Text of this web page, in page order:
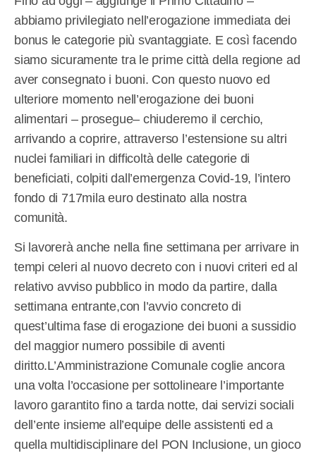
abbiamo privilegiato nell’erogazione immediata dei
bonus le categorie più svantaggiate. E così facendo
siamo sicuramente tra le prime città della regione ad
aver consegnato i buoni. Con questo nuovo ed
ulteriore momento nell’erogazione dei buoni
alimentari – prosegue– chiuderemo il cerchio,
arrivando a coprire, attraverso l’estensione su altri
nuclei familiari in difficoltà delle categorie di
beneficiati, colpiti dall’emergenza Covid-19, l’intero
fondo di 717mila euro destinato alla nostra
comunità.
Si lavorerà anche nella fine settimana per arrivare in
tempi celeri al nuovo decreto con i nuovi criteri ed al
relativo avviso pubblico in modo da partire, dalla
settimana entrante,con l’avvio concreto di
quest’ultima fase di erogazione dei buoni a sussidio
del maggior numero possibile di aventi
diritto.L’Amministrazione Comunale coglie ancora
una volta l’occasione per sottolineare l’importante
lavoro garantito fino a tarda notte, dai servizi sociali
dell’ente insieme all’equipe delle assistenti ed a
quella multidisciplinare del PON Inclusione, un gioco